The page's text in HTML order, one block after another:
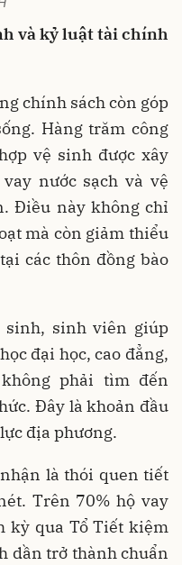
và kỷ luật tài chính
chính sách còn góp
Hàng trăm công
vệ sinh được xây
nước sạch và vệ
Điều này không chỉ
mà còn giảm thiểu
các thôn đồng bào
sinh, sinh viên giúp
đại học, cao đẳng,
phải tìm đến
Đây là khoản đầu
địa phương.
là thói quen tiết
Trên 70% hộ vay
kỳ qua Tổ Tiết kiệm
dần trở thành chuẩn